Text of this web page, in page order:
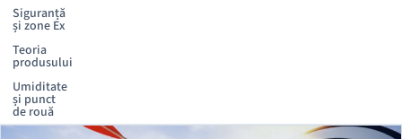
Siguranță
și zone Ex
Teoria
produsului
Umiditate
și punct
de rouă